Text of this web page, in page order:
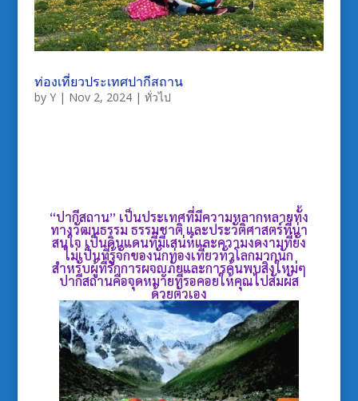
ท่องเที่ยวประเทศปากีสถาน
by Y| Nov 2, 2024| ทั่วไป
“ปากีสถาน” เป็นประเทศที่มีความหลากหลายทั้ง
ทางวัฒนธรรม ธรรมชาติ และประวัติศาสตร์ที่น่า
สนใจ เป็นดินแดนที่มีเสน่ห์และความงดงามที่ยัง
ไม่เป็นที่รู้จักของนักท่องเที่ยวทั่วโลกมากนัก
สำหรับผู้ที่รักการผจญภัยและการค้นพบสิ่งใหม่ๆ
ปากีสถานคือจุดหมายที่รอคอยให้คุณไปสัมผัส
ด้วยตัวเอง